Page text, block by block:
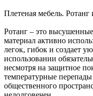
Плетеная мебель. Ротанг
Ротанг – это
материал активно
легок, гибок и создает
использовании
несмотря на защитное
температурные
общественного